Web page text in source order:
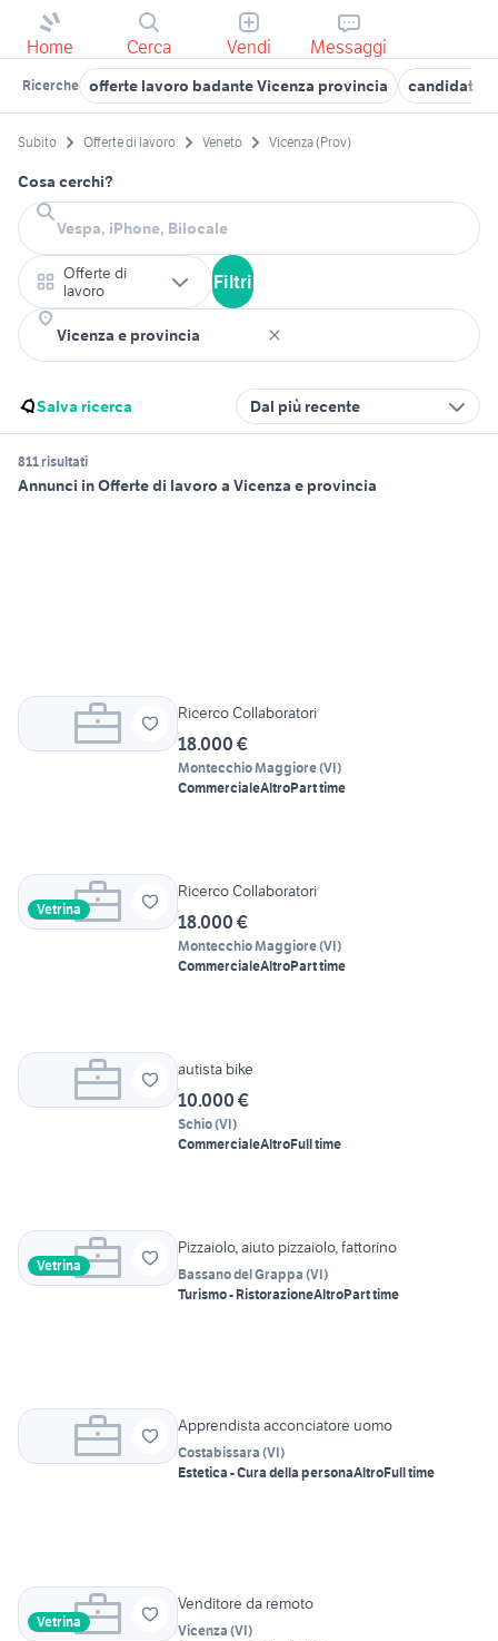
Home Cerca Vendi Messaggi
Ricerche offerte lavoro badante Vicenza provincia candidati
Subito Offerte di lavoro Veneto Vicenza (Prov)
Cosa cerchi?
Offerte di
lavoro
Filtri
Salva ricerca Dal più recente
811 risultati
Annunci in Offerte di lavoro a Vicenza e provincia
Ricerco Collaboratori
18.000 €
Montecchio Maggiore(VI)
CommercialeAltroPart time
Vetrina
Ricerco Collaboratori
18.000 €
Montecchio Maggiore(VI)
CommercialeAltroPart time
autista bike
10.000 €
Schio(VI)
CommercialeAltroFull time
Vetrina
Pizzaiolo, aiuto pizzaiolo, fattorino
Bassano del Grappa (VI)
Turismo - RistorazioneAltroPart time
Apprendista acconciatore uomo
Costabissara (VI)
Estetica - Cura della personaAltroFull time
Vetrina
Venditore da remoto
Vicenza (VI)